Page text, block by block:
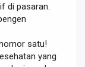
di pasaran.
satu!
yang